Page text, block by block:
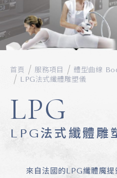
首頁 服務項目
體型曲線
LPG法式纖體雕塑儀
LPG
LPG法式纖體雕
來自法國的LPG纖體魔提